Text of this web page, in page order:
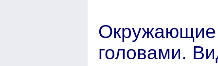
Окружающие
головами.